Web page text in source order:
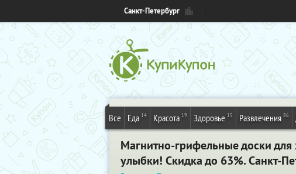
Санкт-Петербург
Все Еда 14 Красота 19 Здоровье 15 Развлечения 86
Магнитно-грифельные доски для
улыбки! Скидка до 63%. Санкт-